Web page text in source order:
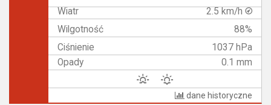
Wiatr
2.5 km/h
Wilgotność
88%
Ciśnienie
1037 hPa
Opady
0.1 mm
dane historyczne